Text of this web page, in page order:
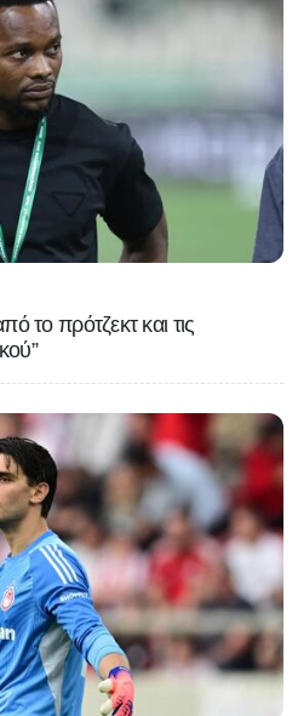
το πρότζεκτ και τις